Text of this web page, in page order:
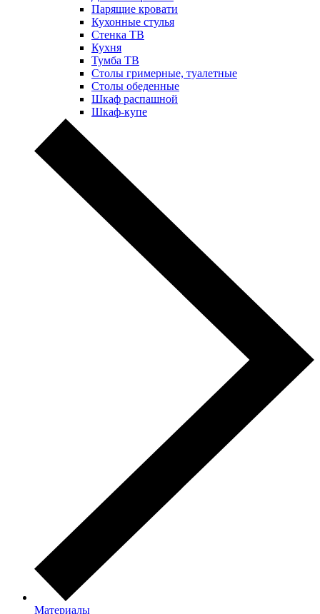
Парящие кровати
Кухонные стулья
Стенка ТВ
Кухня
Тумба ТВ
Столы гримерные, туалетные
Столы обеденные
Шкаф распашной
Шкаф-купе
Материалы